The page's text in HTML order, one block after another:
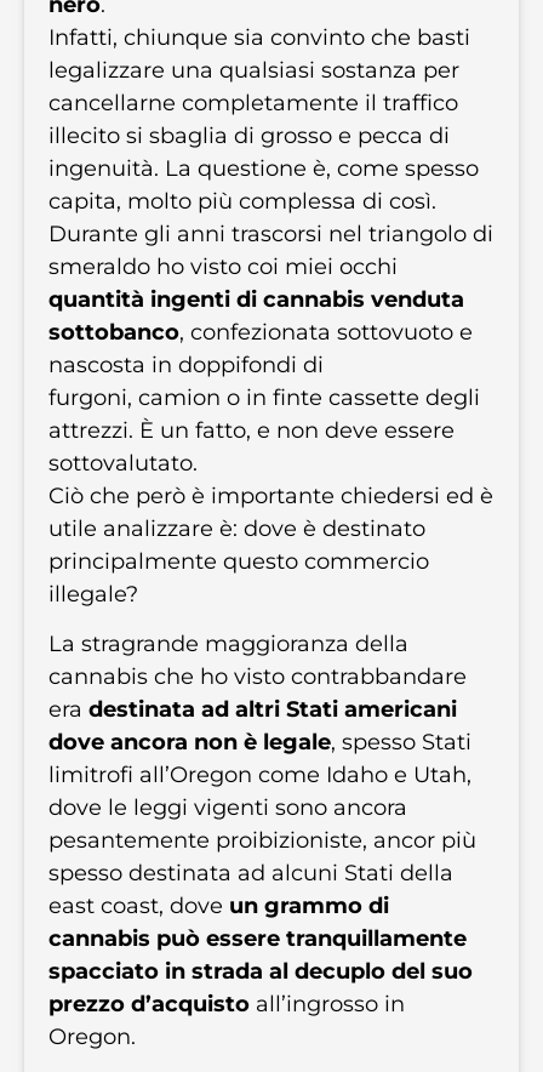
Infatti, chiunque sia convinto che basti
legalizzare una qualsiasi sostanza per
cancellarne completamente il traffico
illecito si sbaglia di grosso e pecca di
ingenuità. La questione è, come spesso
capita, molto più complessa di così.
Durante gli anni trascorsi nel triangolo di
smeraldo ho visto coi miei occhi
quantità ingenti di cannabis venduta
sottobanco, confezionata sottovuoto e
nascosta in doppifondi di
furgoni, camion o in finte cassette degli
attrezzi. È un fatto, e non deve essere
sottovalutato.
Ciò che però è importante chiedersi ed è
utile analizzare è: dove è destinato
principalmente questo commercio
illegale?
La stragrande maggioranza della
cannabis che ho visto contrabbandare
era destinata ad altri Stati americani
dove ancora non è legale, spesso Stati
limitrofi all’Oregon come Idaho e Utah,
dove le leggi vigenti sono ancora
pesantemente proibizioniste, ancor più
spesso destinata ad alcuni Stati della
east coast, dove un grammo di
cannabis può essere tranquillamente
spacciato in strada al decuplo del suo
prezzo d’acquisto all’ingrosso in
Oregon.